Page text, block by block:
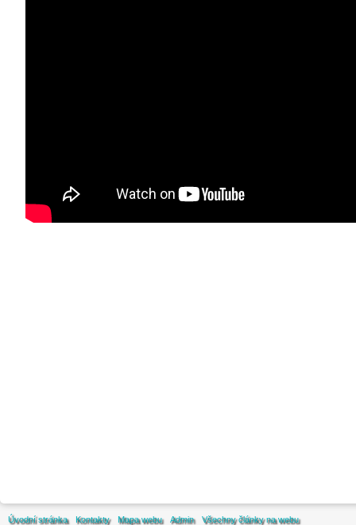
Úvodní stránka Kontakty Mapa webu Admin Všechny články na webu